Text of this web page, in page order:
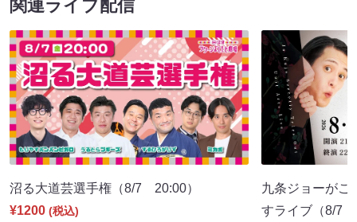
関連ライブ配信
沼る大道芸選手権（8/7 20:00）
¥1200 (税込)
九条ジョーがこ
すライブ（8/7